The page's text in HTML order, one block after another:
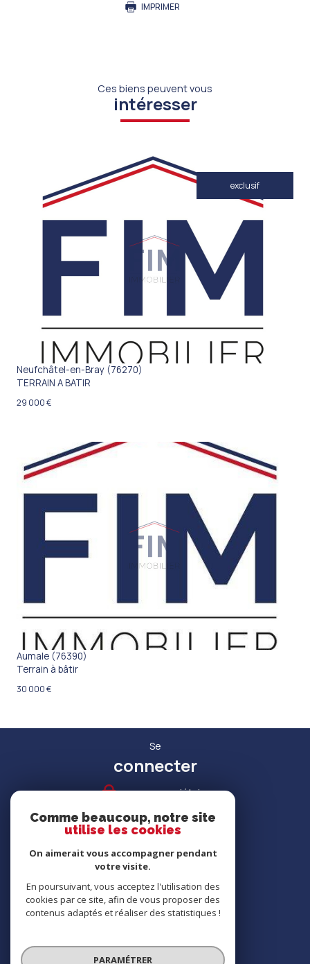
IMPRIMER
Ces biens peuvent vous
intéresser
exclusif
VOIR LE BIEN
Neufchâtel-en-Bray (76270)
TERRAIN A BATIR
29 000 €
VOIR LE BIEN
Aumale (76390)
Terrain à bâtir
30 000 €
Se
connecter
espace propriétaire
Nous
Comme beaucoup, notre site
utilise les cookies
On aimerait vous accompagner pendant
votre visite.
En poursuivant, vous acceptez l'utilisation des
cookies par ce site, afin de vous proposer des
contenus adaptés et réaliser des statistiques !
PARAMÉTRER